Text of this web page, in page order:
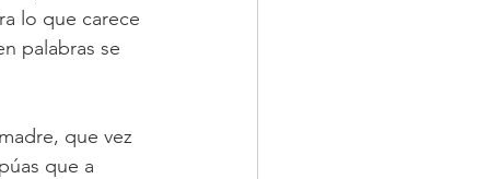
lo que carece
palabras se
que vez
que a